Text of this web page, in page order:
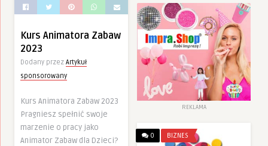
Kurs Animatora Zabaw
2023
Dodany przez Artykuł
sponsorowany
Kurs Animatora Zabaw 2023
Pragniesz spełnić swoje
marzenie o pracy jako
Animator Zabaw dla Dzieci?
REKLAMA
0 BIZNES